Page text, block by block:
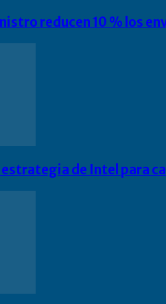
reducen 10 % los
estrategia de Intel para